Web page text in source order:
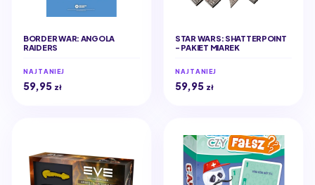
BORDER WAR: ANGOLA
RAIDERS
NAJTANIEJ
59,95 zł
STAR WARS: SHATTERPOINT
- PAKIET MIAREK
NAJTANIEJ
59,95 zł